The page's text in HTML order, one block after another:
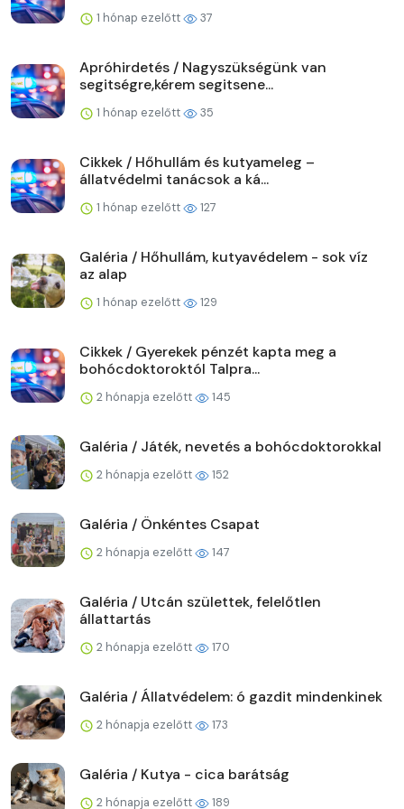
1 hónap ezelőtt 37
Apróhirdetés / Nagyszükségünk van
segitségre,kérem segitsene...
1 hónap ezelőtt 35
Cikkek / Hőhullám és kutyameleg –
állatvédelmi tanácsok a ká...
1 hónap ezelőtt 127
Galéria / Hőhullám, kutyavédelem - sok víz
az alap
1 hónap ezelőtt 129
Cikkek / Gyerekek pénzét kapta meg a
bohócdoktoroktól Talpra...
2 hónapja ezelőtt 145
Galéria / Játék, nevetés a bohócdoktorokkal
2 hónapja ezelőtt 152
Galéria / Önkéntes Csapat
2 hónapja ezelőtt 147
Galéria / Utcán születtek, felelőtlen
állattartás
2 hónapja ezelőtt 170
Galéria / Állatvédelem: ó gazdit mindenkinek
2 hónapja ezelőtt 173
Galéria / Kutya - cica barátság
2 hónapja ezelőtt 189